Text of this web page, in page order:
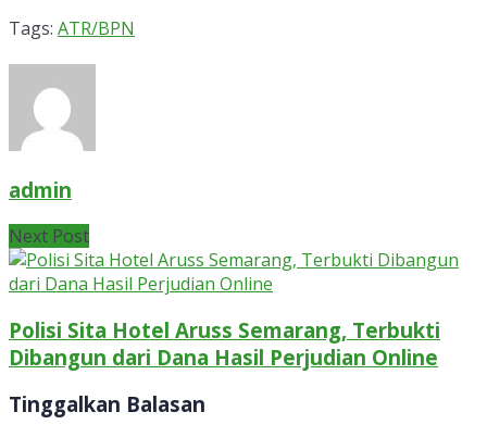
Tags: ATR/BPN
admin
Next Post
Polisi Sita Hotel Aruss Semarang, Terbukti
Dibangun dari Dana Hasil Perjudian Online
Tinggalkan Balasan